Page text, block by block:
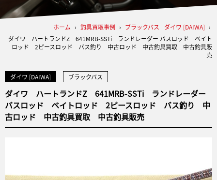
ホーム › 釣具買取事例 › ブラックバス ダイワ [DAIWA] ›
ダイワ ハートランドZ 641MRB-SSTi ランドレーダー バスロッド ベイト
ロッド 2ピースロッド バス釣り 中古ロッド 中古釣具買取 中古釣具販
売
ダイワ [DAIWA] ブラックバス
ダイワ ハートランドZ 641MRB-SSTi ランドレーダー
バスロッド ベイトロッド 2ピースロッド バス釣り 中
古ロッド 中古釣具買取 中古釣具販売